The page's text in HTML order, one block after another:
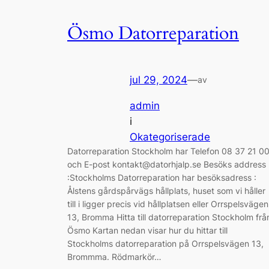
Ösmo Datorreparation
jul 29, 2024—av
admin
i
Okategoriserade
Datorreparation Stockholm har Telefon 08 37 21 00
och E-post kontakt@datorhjalp.se Besöks address
:Stockholms Datorreparation har besöksadress :
Ålstens gårdspårvägs hållplats, huset som vi håller
till i ligger precis vid hållplatsen eller Orrspelsvägen
13, Bromma Hitta till datorreparation Stockholm
Ösmo Kartan nedan visar hur du hittar till
Stockholms datorreparation på Orrspelsvägen 13,
Brommma. Rödmarkör…